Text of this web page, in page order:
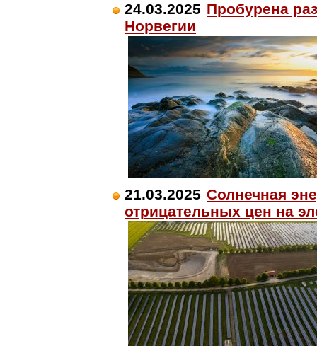
24.03.2025 Пробурена
Норвегии
21.03.2025 Солнечная
отрицательных цен на